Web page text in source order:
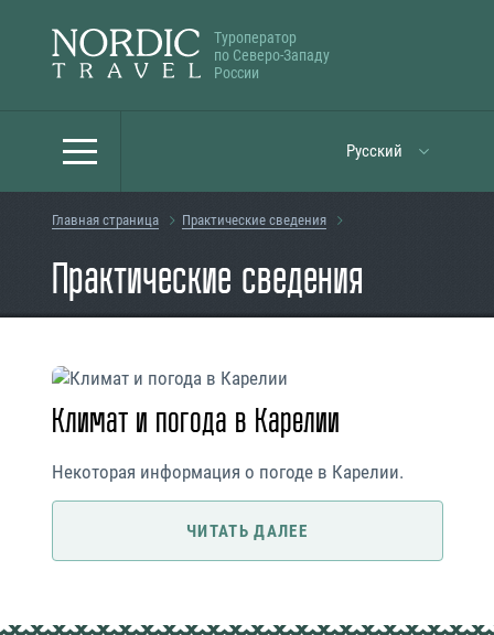
Туроператор
по Северо-Западу
России
Русский
Главная страница Практические сведения
Практические сведения
Климат и погода в Карелии
Некоторая информация о погоде в Карелии.
ЧИТАТЬ ДАЛЕЕ